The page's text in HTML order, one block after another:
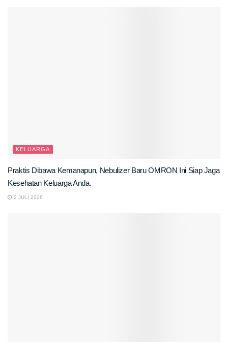
KELUARGA
Praktis Dibawa Kemanapun, Nebulizer Baru OMRON Ini Siap Jaga
Kesehatan Keluarga Anda.
2 JULI 2026